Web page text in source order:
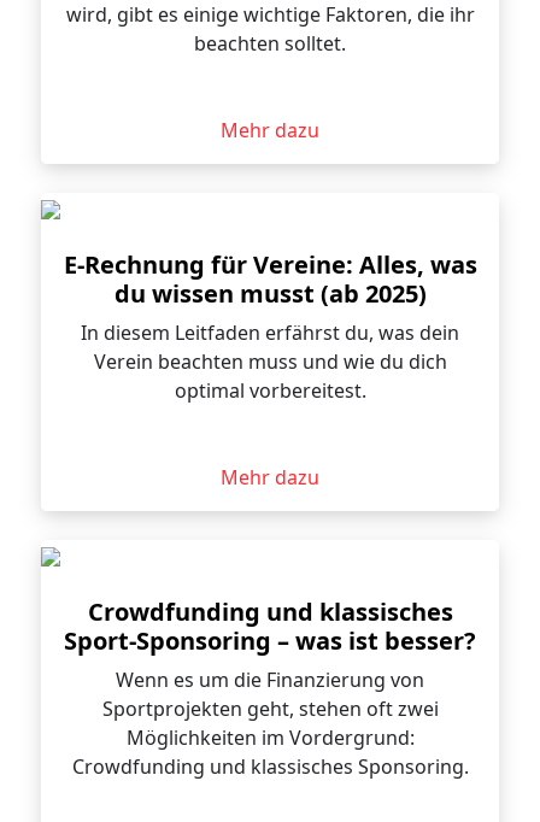
wird, gibt es einige wichtige Faktoren, die ihr
beachten solltet.
Mehr dazu
E-Rechnung für Vereine: Alles, was
du wissen musst (ab 2025)
In diesem Leitfaden erfährst du, was dein
Verein beachten muss und wie du dich
optimal vorbereitest.
Mehr dazu
Crowdfunding und klassisches
Sport-Sponsoring – was ist besser?
Wenn es um die Finanzierung von
Sportprojekten geht, stehen oft zwei
Möglichkeiten im Vordergrund:
Crowdfunding und klassisches Sponsoring.